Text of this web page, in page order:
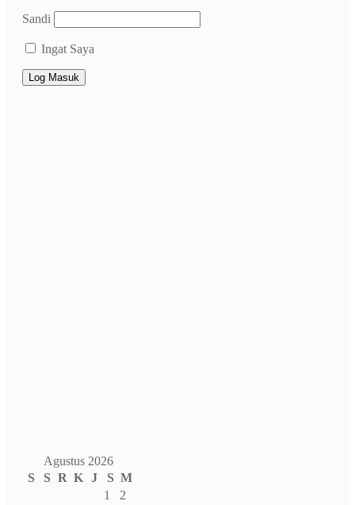
Sandi
Ingat Saya
Agustus 2026
S
S R K J S M
1
2